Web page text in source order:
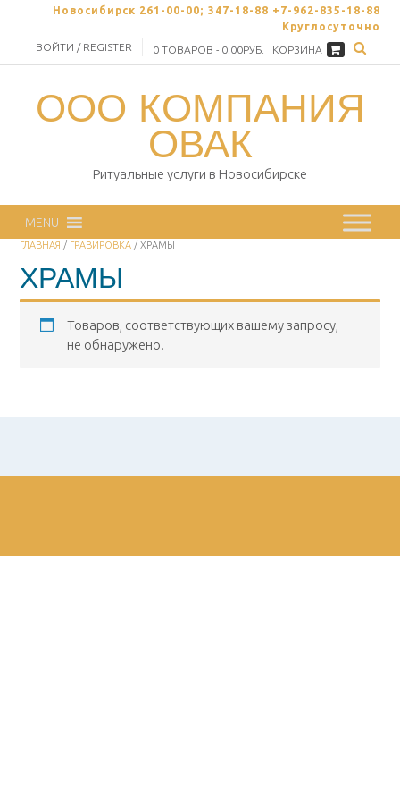
content
Новосибирск 261-00-00; 347-18-88 +7-962-835-18-88
Круглосуточно
ВОЙТИ / REGISTER
0 ТОВАРОВ - 0.00РУБ. КОРЗИНА
ООО КОМПАНИЯ
ОВАК
Ритуальные услуги в Новосибирске
MENU
ГЛАВНАЯ / ГРАВИРОВКА / ХРАМЫ
ХРАМЫ
Товаров, соответствующих вашему запросу,
не обнаружено.